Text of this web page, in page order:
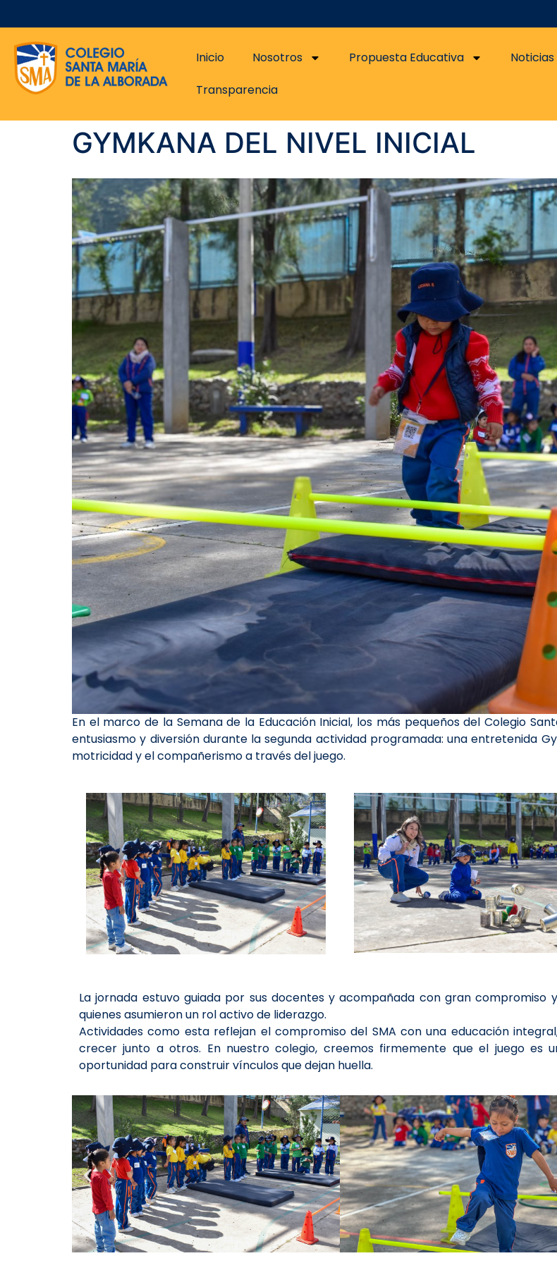
Inicio Nosotros Propuesta Educativa Noticias
Transparencia
GYMKANA DEL NIVEL INICIAL
En el marco de la Semana de la Educación Inicial, los más pequeños del Colegio
entusiasmo y diversión durante la segunda actividad programada: una entretenida
motricidad y el compañerismo a través del juego.
La jornada estuvo guiada por sus docentes y acompañada con gran compromiso
quienes asumieron un rol activo de liderazgo.
Actividades como esta reflejan el compromiso del SMA con una educación
crecer junto a otros. En nuestro colegio, creemos firmemente que el juego es
oportunidad para construir vínculos que dejan huella.